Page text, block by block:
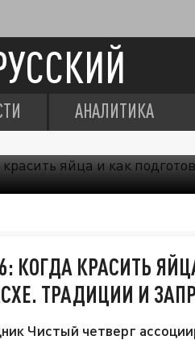
АНАЛИТИКА
КОГДА КРАСИТЬ
ТРАДИЦИИ И
Чистый четверг